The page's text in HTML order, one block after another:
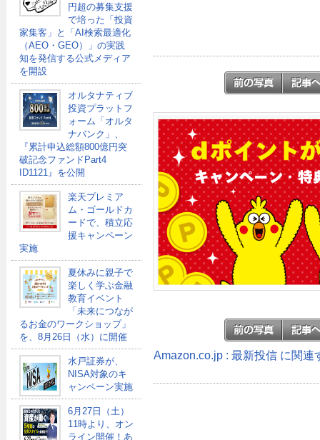
円超の募集支援
で培った「投資
家集客」と「AI検索最適化
（AEO・GEO）」の実践
知を発信する公式メディア
を開設
オルタナティブ
投資プラットフ
ォーム「オルタ
ナバンク」、
『累計申込総額800億円突
破記念ファンドPart4
ID1121』を公開
楽天プレミア
ム・ゴールドカ
ードで、積立応
援キャンペーン
実施
夏休みに親子で
楽しく学ぶ金融
教育イベント
「未来につなが
るお金のワークショップ」
を、8月26日（水）に開催
水戸証券が、
NISA対象のキ
ャンペーン実施
6月27日（土）
11時より、オン
ライン開催！あ
Amazon.co.jp : 最新投信 に関連